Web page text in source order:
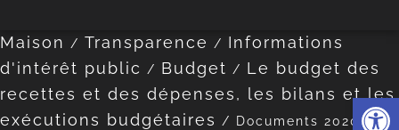
Ouvrir
Maison / Transparence / Informations
d'intérêt public
/ Budget / Le budget des
recettes et des dépenses, les bilans et les
exécutions budgétaires
/ Documents 2020